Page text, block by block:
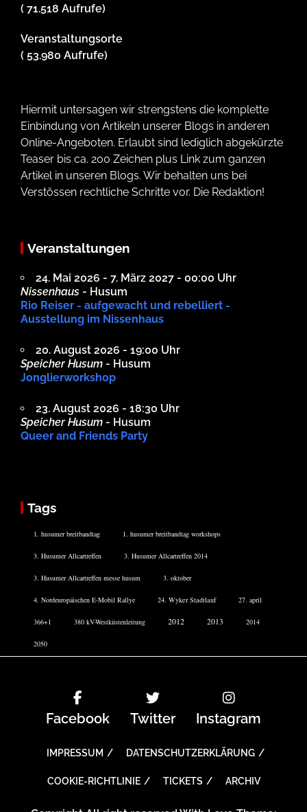
( 71.518 Aufrufe)
Veranstaltungsorte
( 53.980 Aufrufe)
Hiermit untersagen wir strengstens die komplette
Einbindung von Artikeln unserer Blogs in anderen
Online-Angeboten. Erlaubt sind lediglich abgekürzte
Teaser bis ca. 200 Zeichen plus Link zum ganzen
Artikel in unseren Blogs. Wir behalten uns bei
Verstössen rechtliche Schritte vor. Die Redaktion!
Veranstaltungen
24. Mai 2026 - 7. März 2027 - 00:00 Uhr
Nissenhaus - Husum
Rio Reiser - aufgewacht und rebelliert -
Ausstellung im Nissenhaus
20. August 2026 - 19:00 Uhr
Speicher Husum - Husum
Jonglierworkshop
23. August 2026 - 18:30 Uhr
Speicher Husum - Husum
Queer and Friends Party
Tags
1. husumer breitbandtag 1. husumer breitbandtag workshops
3. Husumer Allcartreffen 3. Husumer Allcartreffen 2014
3. Husumer Allcartreffen messe husum 3. oktober
4. Nordeuropäischen E-Mobil Rallye 24. Wyker Stadtlauf 27. april
366+1 380 kV-Westküstenleitung 2012 2013 2014
2050
Facebook Twitter Instagram
IMPRESSUM DATENSCHUTZERKLÄRUNG
COOKIE-RICHTLINIE TICKETS ARCHIV